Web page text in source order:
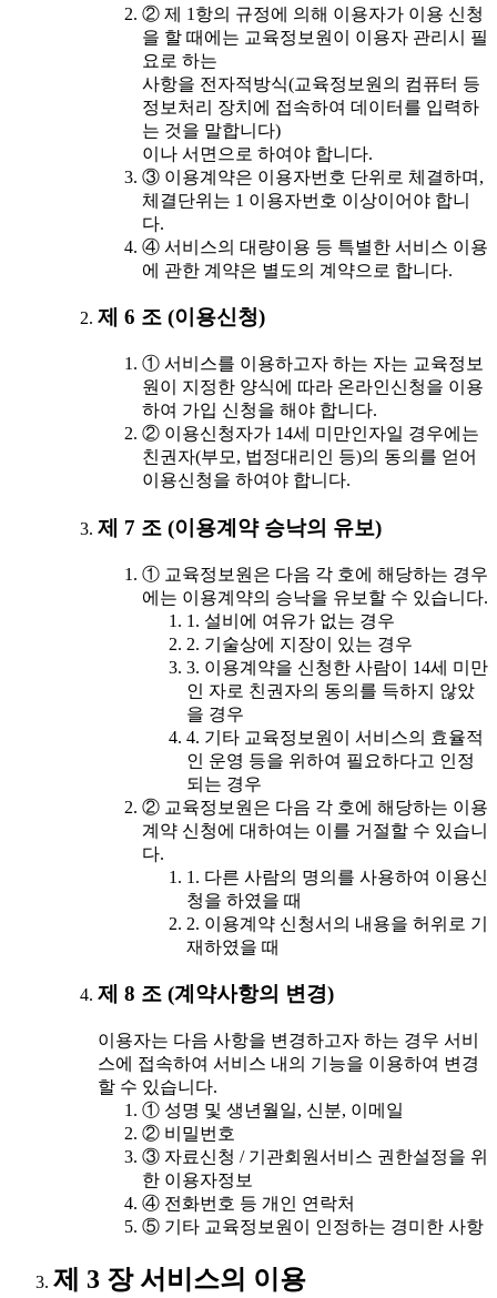
② 제 1항의 규정에 의해 이용자가 이용 신청
을 할 때에는 교육정보원이 이용자 관리시 필
요로 하는
사항을 전자적방식(교육정보원의 컴퓨터 등
정보처리 장치에 접속하여 데이터를 입력하
는 것을 말합니다)
이나 서면으로 하여야 합니다.
③ 이용계약은 이용자번호 단위로 체결하며,
체결단위는 1 이용자번호 이상이어야 합니
다.
④ 서비스의 대량이용 등 특별한 서비스 이용
에 관한 계약은 별도의 계약으로 합니다.
제 6 조 (이용신청)
① 서비스를 이용하고자 하는 자는 교육정보
원이 지정한 양식에 따라 온라인신청을 이용
하여 가입 신청을 해야 합니다.
② 이용신청자가 14세 미만인자일 경우에는
친권자(부모, 법정대리인 등)의 동의를 얻어
이용신청을 하여야 합니다.
제 7 조 (이용계약 승낙의 유보)
① 교육정보원은 다음 각 호에 해당하는 경우
에는 이용계약의 승낙을 유보할 수 있습니다.
1. 설비에 여유가 없는 경우
2. 기술상에 지장이 있는 경우
3. 이용계약을 신청한 사람이 14세 미만
인 자로 친권자의 동의를 득하지 않았
을 경우
4. 기타 교육정보원이 서비스의 효율적
인 운영 등을 위하여 필요하다고 인정
되는 경우
② 교육정보원은 다음 각 호에 해당하는 이용
계약 신청에 대하여는 이를 거절할 수 있습니
다.
1. 다른 사람의 명의를 사용하여 이용신
청을 하였을 때
2. 이용계약 신청서의 내용을 허위로 기
재하였을 때
제 8 조 (계약사항의 변경)
이용자는 다음 사항을 변경하고자 하는 경우 서비
스에 접속하여 서비스 내의 기능을 이용하여 변경
할 수 있습니다.
① 성명 및 생년월일, 신분, 이메일
② 비밀번호
③ 자료신청 / 기관회원서비스 권한설정을 위
한 이용자정보
④ 전화번호 등 개인 연락처
⑤ 기타 교육정보원이 인정하는 경미한 사항
제 3 장 서비스의 이용